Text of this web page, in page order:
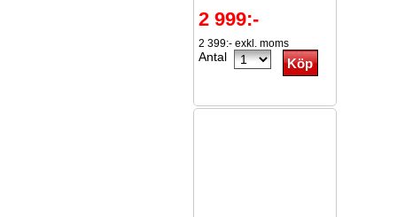
2 999:-
2 399:- exkl. moms
Antal